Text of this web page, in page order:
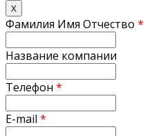
X
Фамилия Имя Отчество *
Название компании
Телефон *
E-mail *